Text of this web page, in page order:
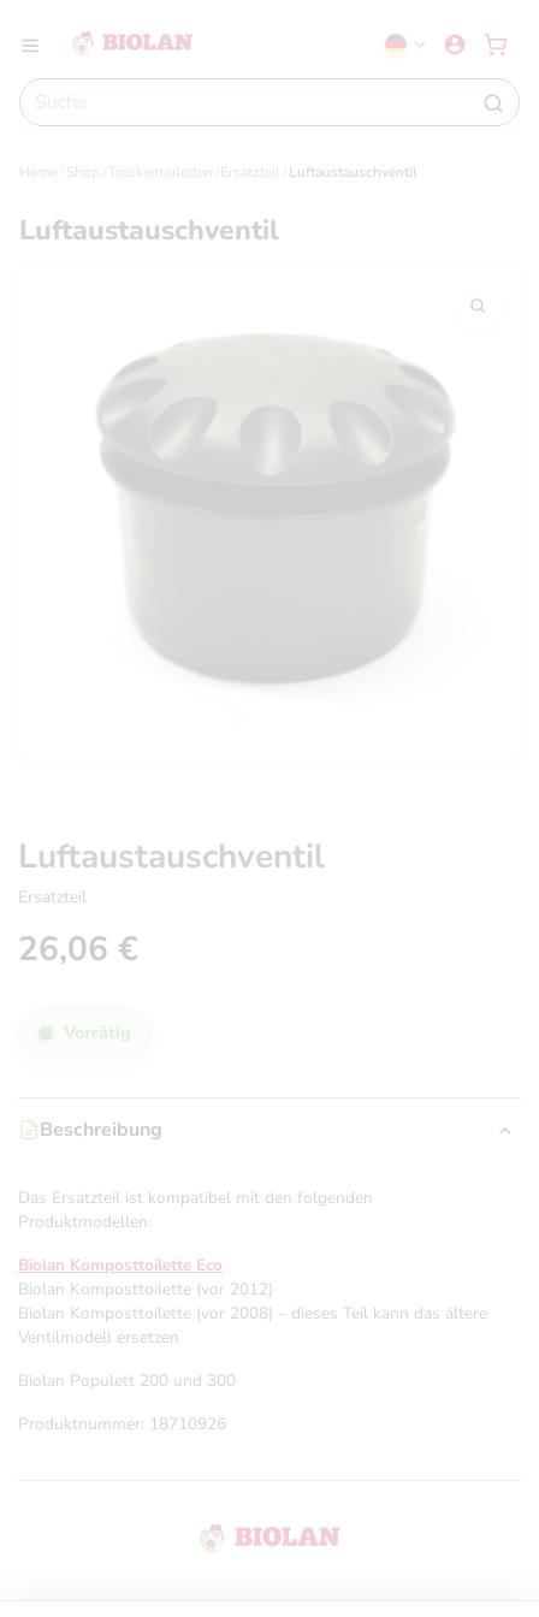
Home Shop Trockentoiletten Ersatzteil Luftaustauschventil
Luftaustauschventil
Luftaustauschventil
Ersatzteil
26,06 €
Vorrätig
Beschreibung
Das Ersatzteil ist kompatibel mit den folgenden
Produktmodellen:
Biolan Komposttoilette Eco
Biolan Komposttoilette (vor 2012)
Biolan Komposttoilette (vor 2008) – dieses Teil kann das ältere
Ventilmodell ersetzen
Biolan Populett 200 und 300
Produktnummer: 18710926